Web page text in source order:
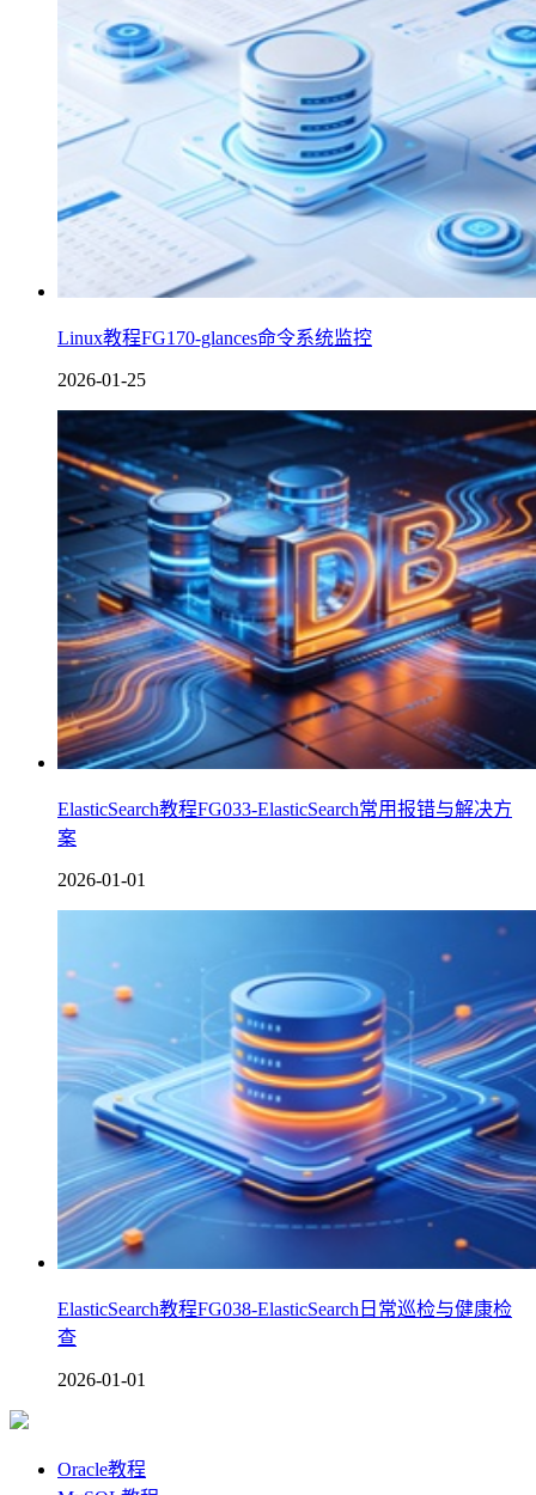
Linux教程FG170-glances命令系统监控
2026-01-25
ElasticSearch教程FG033-ElasticSearch常用报错与解决方
案
2026-01-01
ElasticSearch教程FG038-ElasticSearch日常巡检与健康检
查
2026-01-01
Oracle教程